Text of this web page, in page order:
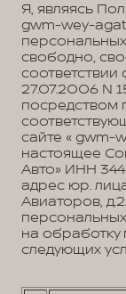
Я, являясь
gwm-wey-
свободно,
27.07.2006 N
посредством
сайте « gwm-
настоящее
Авто» ИНН
адрес юр.
Авиаторов,
на
следующих